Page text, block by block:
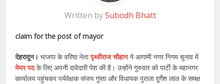
Written bySubodh Bhatt
claim for the post of mayor
देहरादून।भाजपा के वरिष्ठ नेतापृथ्वीराज चौहानने आगामी नगर निगम चुनाव में
मेयर पदके लिए अपनी दावेदारी पेश की है। उन्होंने गुरुवार को पार्टी के महानगर
कार्यालय पहुंचकर पर्यवेक्षक संजय गुप्ता और विधायक पुराला दुर्गेश लाल के समक्ष